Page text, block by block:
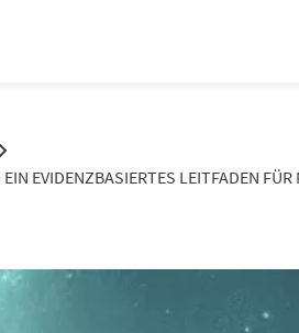
EVIDENZBASIERTES LEITFADEN